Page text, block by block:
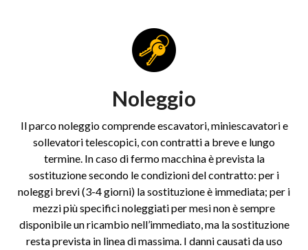
Noleggio
Il parco noleggio comprende escavatori, miniescavatori e
sollevatori telescopici, con contratti a breve e lungo
termine. In caso di fermo macchina è prevista la
sostituzione secondo le condizioni del contratto: per i
noleggi brevi (3-4 giorni) la sostituzione è immediata; per i
mezzi più specifici noleggiati per mesi non è sempre
disponibile un ricambio nell’immediato, ma la sostituzione
resta prevista in linea di massima. I danni causati da uso